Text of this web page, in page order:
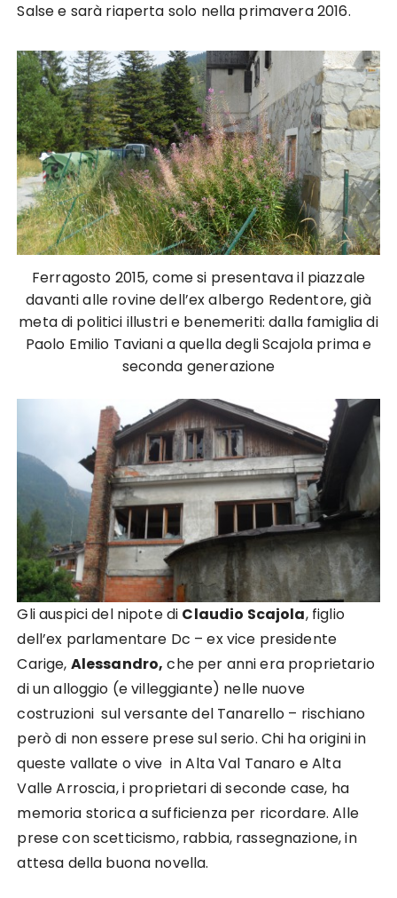
Salse e sarà riaperta solo nella primavera 2016.
Ferragosto 2015, come si presentava il piazzale
davanti alle rovine dell’ex albergo Redentore, già
meta di politici illustri e benemeriti: dalla famiglia di
Paolo Emilio Taviani a quella degli Scajola prima e
seconda generazione
Gli auspici del nipote di Claudio Scajola, figlio
dell’ex parlamentare Dc – ex vice presidente
Carige, Alessandro, che per anni era proprietario
di un alloggio (e villeggiante) nelle nuove
costruzioni sul versante del Tanarello – rischiano
però di non essere prese sul serio. Chi ha origini in
queste vallate o vive in Alta Val Tanaro e Alta
Valle Arroscia, i proprietari di seconde case, ha
memoria storica a sufficienza per ricordare. Alle
prese con scetticismo, rabbia, rassegnazione, in
attesa della buona novella.